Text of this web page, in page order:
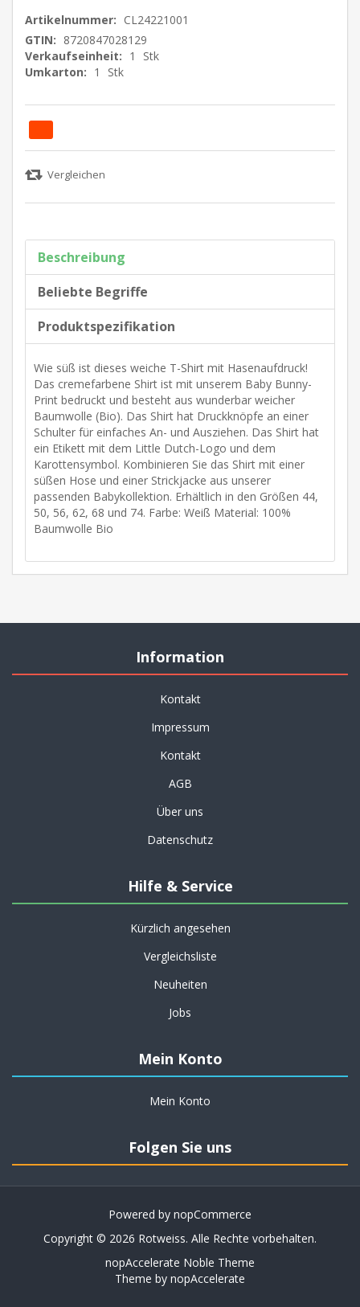
Artikelnummer: CL24221001
GTIN: 8720847028129
Verkaufseinheit: 1
Stk
Umkarton: 1 Stk
Beschreibung
Beliebte Begriffe
Produktspezifikation
Wie süß ist dieses weiche T-Shirt mit Hasenaufdruck!
Das cremefarbene Shirt ist mit unserem Baby Bunny-
Print bedruckt und besteht aus wunderbar weicher
Baumwolle (Bio). Das Shirt hat Druckknöpfe an einer
Schulter für einfaches An- und Ausziehen. Das Shirt hat
ein Etikett mit dem Little Dutch-Logo und dem
Karottensymbol. Kombinieren Sie das Shirt mit einer
süßen Hose und einer Strickjacke aus unserer
passenden Babykollektion. Erhältlich in den Größen 44,
50, 56, 62, 68 und 74. Farbe: Weiß Material: 100%
Baumwolle Bio
Information
Kontakt
Impressum
Kontakt
AGB
Über uns
Datenschutz
Hilfe & Service
Kürzlich angesehen
Vergleichsliste
Neuheiten
Jobs
Mein Konto
Mein Konto
Folgen Sie uns
Powered by nopCommerce
Copyright © 2026 Rotweiss. Alle Rechte vorbehalten.
nopAccelerate Noble Theme
Theme by nopAccelerate